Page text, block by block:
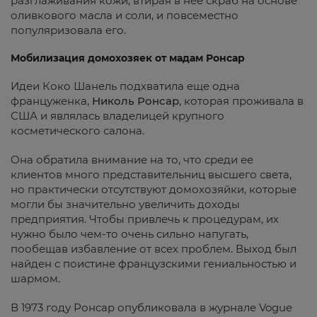
оливкового масла и соли, и повсеместно
популяризовала его.
Мобилизация домохозяек от мадам Ронсар
Идеи Коко Шанель подхватила еще одна
француженка, Николь Ронсар, которая проживала в
США и являлась владелицей крупного
косметического салона.
Она обратила внимание на то, что среди ее
клиентов много представительниц высшего света,
но практически отсутствуют домохозяйки, которые
могли бы значительно увеличить доходы
предприятия. Чтобы привлечь к процедурам, их
нужно было чем-то очень сильно напугать,
пообещав избавление от всех проблем. Выход был
найден с поистине французскими гениальностью и
шармом.
В 1973 году Ронсар опубликовала в журнале Vogue